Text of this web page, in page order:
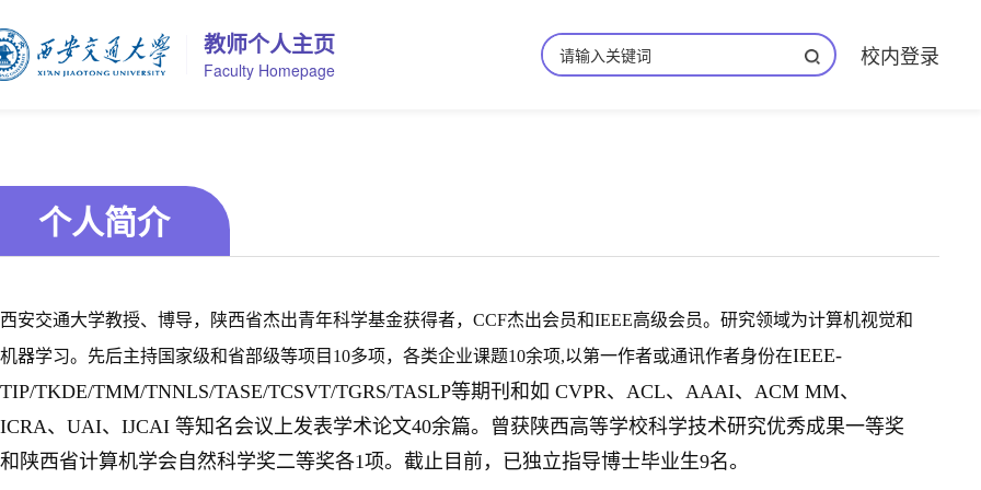
教师个人主页
Faculty Homepage
校内登录
个人简介
西安交通大学教授、博导，陕西省杰出青年科学基金获得者，CCF杰出会员和IEEE高级会员。研究领域为计算机视觉和
机器学习。先后主持国家级和省部级等项目10多项，各类企业课题10余项,以第一作者或通讯作者身份在IEEE-
TIP/TKDE/TMM/TNNLS/TASE/TCSVT/TGRS/TASLP等期刊和如 CVPR、ACL、AAAI、ACM MM、
ICRA、UAI、IJCAI 等知名会议上发表学术论文40余篇。曾获陕西高等学校科学技术研究优秀成果一等奖
和陕西省计算机学会自然科学奖二等奖各1项。截止目前，已独立指导博士毕业生9名。